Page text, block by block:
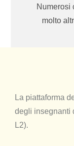
Numerosi
molto
La piattaforma
degli insegnanti
L2).